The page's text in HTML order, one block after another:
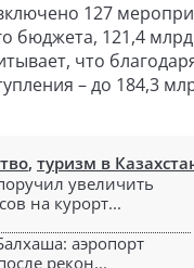
127
бюджета, 121,4 млрд
что
– до 184,3
, туризм в
увеличить
на курорт...
аэропорт
рекон...